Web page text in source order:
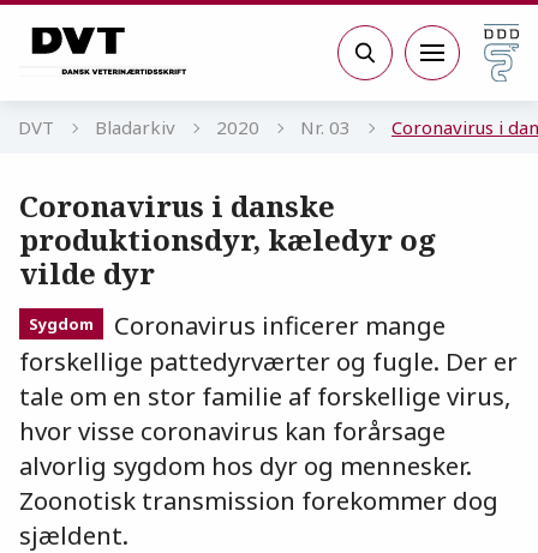
Søg
DVT Bladarkiv 2020 Nr. 03 Coronavirus i
Coronavirus i danske
produktionsdyr, kæledyr og
vilde dyr
Sygdom
Coronavirus inficerer mange
forskellige pattedyrværter og fugle. Der er
tale om en stor familie af forskellige virus,
hvor visse coronavirus kan forårsage
alvorlig sygdom hos dyr og mennesker.
Zoonotisk transmission forekommer dog
sjældent.